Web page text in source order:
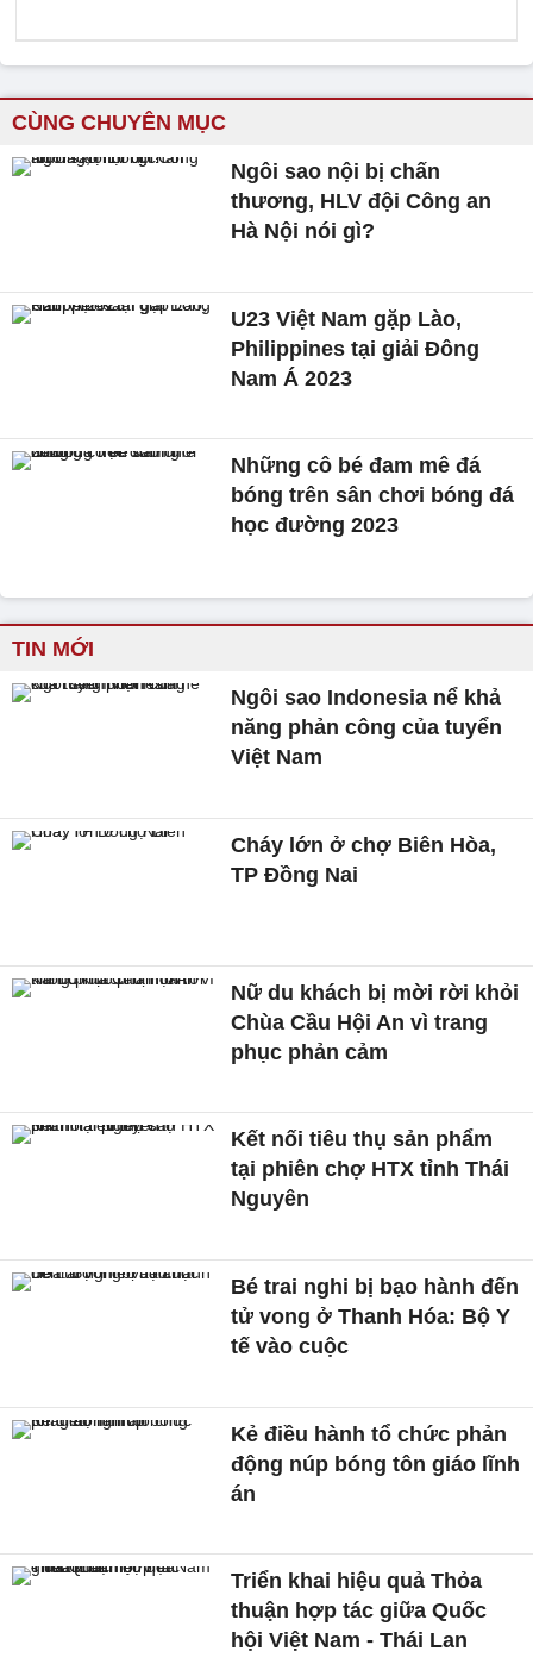
CÙNG CHUYÊN MỤC
Ngôi sao nội bị chấn
thương, HLV đội Công an
Hà Nội nói gì?
U23 Việt Nam gặp Lào,
Philippines tại giải Đông
Nam Á 2023
Những cô bé đam mê đá
bóng trên sân chơi bóng đá
học đường 2023
TIN MỚI
Ngôi sao Indonesia nể khả
năng phản công của tuyển
Việt Nam
Cháy lớn ở chợ Biên Hòa,
TP Đồng Nai
Nữ du khách bị mời rời khỏi
Chùa Cầu Hội An vì trang
phục phản cảm
Kết nối tiêu thụ sản phẩm
tại phiên chợ HTX tỉnh Thái
Nguyên
Bé trai nghi bị bạo hành đến
tử vong ở Thanh Hóa: Bộ Y
tế vào cuộc
Kẻ điều hành tổ chức phản
động núp bóng tôn giáo lĩnh
án
Triển khai hiệu quả Thỏa
thuận hợp tác giữa Quốc
hội Việt Nam - Thái Lan